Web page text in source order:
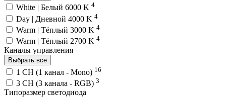
White | Белый 6000 K 4
Day | Дневной 4000 K 4
Warm | Тёплый 3000 K 4
Warm | Тёплый 2700 K 4
Каналы управления
Выбрать все
1 CH (1 канал - Mono) 16
3 CH (3 канала - RGB) 3
Типоразмер светодиода